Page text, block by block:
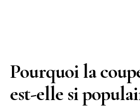
Pourquoi la
est-elle si